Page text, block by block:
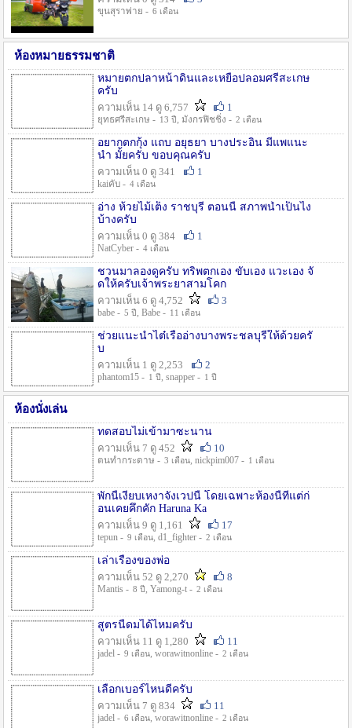
ขุนสุราพ่าย - 6 เดือน
ห้องหมายธรรมชาติ
หมายตกปลาหน้าดินและเหยื่อปลอมศรีสะเกษ
ครับ
ความเห็น 14 ดู 6,757
1
ยุทธศรีสะเกษ - 13 ปี , มังกรฟิชชิ่ง - 2 เดือน
อยากตกกุ้ง แถบ อยุธยา บางประอิน มีแพแนะ
นำ มั้ยครับ ขอบคุณครับ
ความเห็น 0 ดู 341
1
kaiคับ - 4 เดือน
อ่าง ห้วยไม้เต็ง ราชบุรี ตอนนี้ สภาพน้ำเป็นไง
บ้างครับ
ความเห็น 0 ดู 384
1
NatCyber - 4 เดือน
ชวนมาลองดูครับ ทริพตกเอง ขับเอง แวะเอง จั
ดให้ครับเจ้าพระยาสามโคก
ความเห็น 6 ดู 4,752
3
babe - 5 ปี , Babe - 11 เดือน
ช่วยแนะนำไต๋เรืออ่างบางพระชลบุรีให้ด้วยครั
บ
ความเห็น 1 ดู 2,253
2
phantom15 - 1 ปี , snapper - 1 ปี
ห้องนั่งเล่น
ทดสอบไม่เข้ามาซะนาน
ความเห็น 7 ดู 452
10
ตนทำกระดาษ - 3 เดือน, nickpim007 - 1 เดือน
พักนี้เงียบเหงาจังเวปนี้ โดยเฉพาะห้องนี้ที่แต่ก่
อนเคยคึกคัก Haruna Ka
ความเห็น 9 ดู 1,161
17
tepun - 9 เดือน, d1_fighter - 2 เดือน
เล่าเรื่องของพ่อ
ความเห็น 52 ดู 2,270
8
Mantis - 8 ปี , Yamong-t - 2 เดือน
สูตรนี้ดมได้ไหมครับ
ความเห็น 11 ดู 1,280
11
jadel - 9 เดือน, worawitnonline - 2 เดือน
เลือกเบอร์ไหนดีครับ
ความเห็น 7 ดู 834
11
jadel - 6 เดือน, worawitnonline - 2 เดือน